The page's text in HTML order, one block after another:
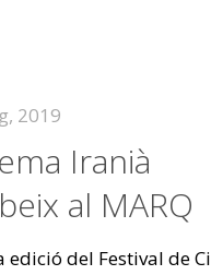
2019
Iranià
al MARQ
edició del Festival de